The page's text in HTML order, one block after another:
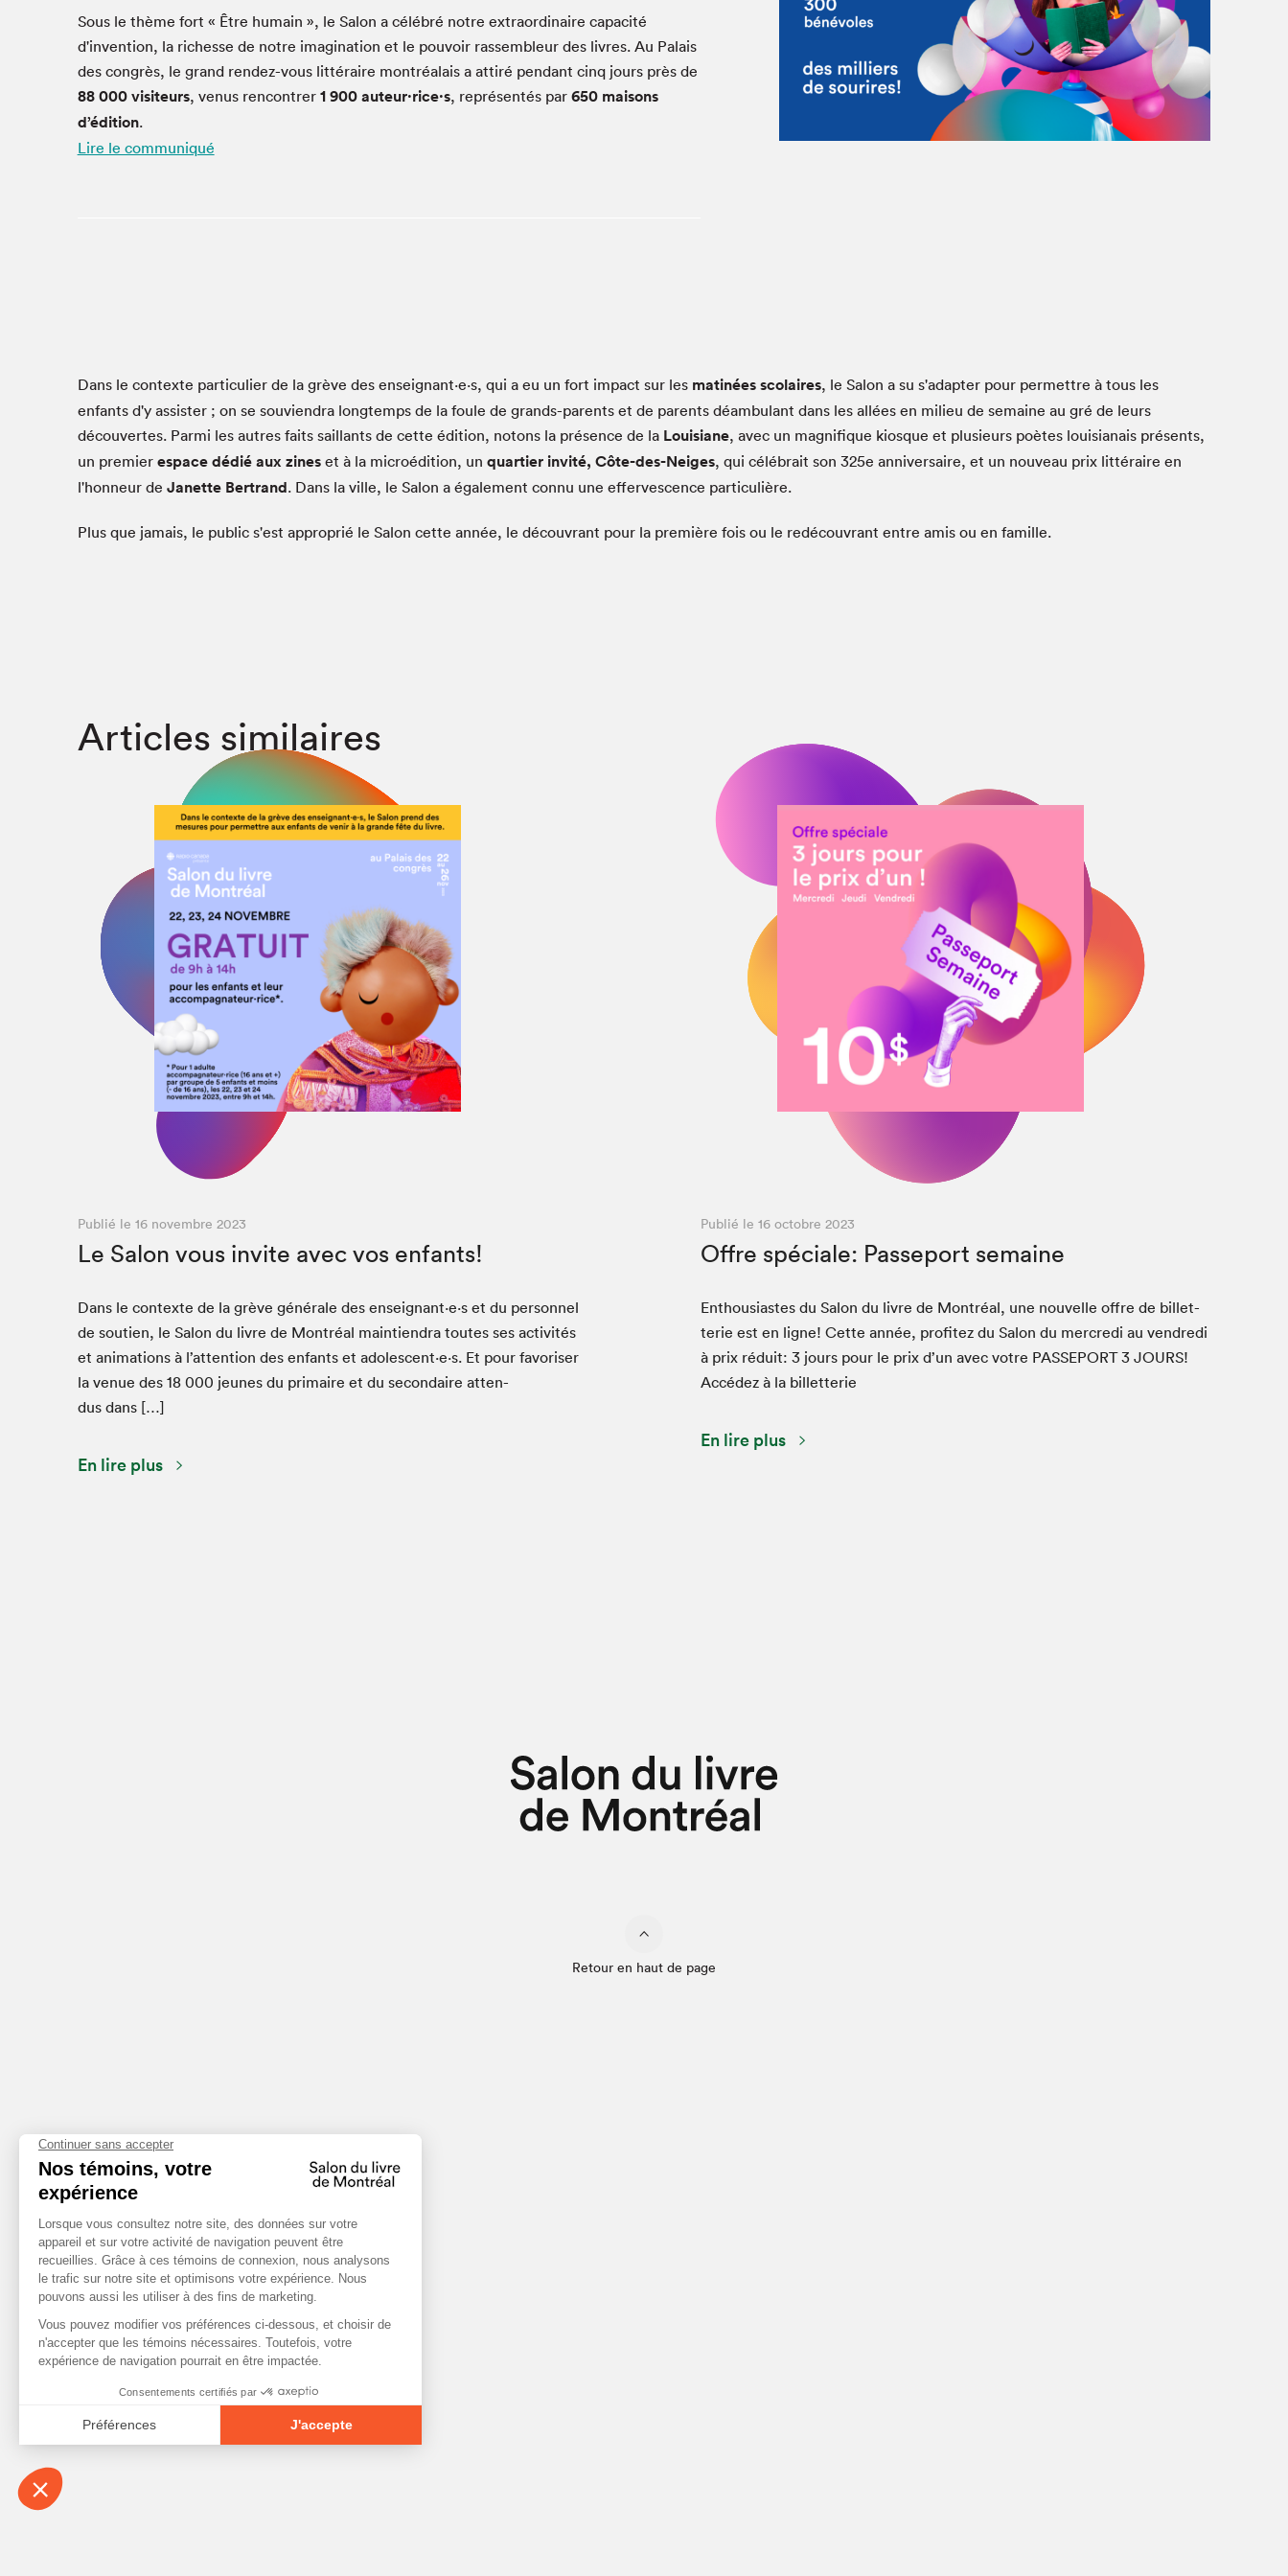
Café La Presse
Espace ado | Lis-moi MTL
Espace Côte-des-Neiges
Espace des tout-petits
Espace jeunesse présenté par Desjardins
Espace Radio-Canada
Espace Zines
La cabane à culture
La lecture en cadeau
Le grand jeu de lecture à voix haute du Salon du livre
de Montréal
À propos du Salon
Liste des exposant·e·s
Liste des auteur·rice·s
Que cherchez-vous?
Sous le thème fort « Être humain », le Salon a célébré notre extraordinaire capacité
d'invention, la richesse de notre imagination et le pouvoir rassembleur des livres. Au Palais
des congrès, le grand rendez-vous littéraire montréalais a attiré pendant cinq jours près de
88 000 visiteurs, venus rencontrer 1 900 auteur·rice·s, représentés par 650 maisons
d’édition.
Lire le communiqué
Dans le contexte particulier de la grève des enseignant·e·s, qui a eu un fort impact sur les matinées scolaires, le Salon a su s'adapter pour permettre à tous les
enfants d'y assister ; on se souviendra longtemps de la foule de grands-parents et de parents déambulant dans les allées en milieu de semaine au gré de leurs
découvertes. Parmi les autres faits saillants de cette édition, notons la présence de la Louisiane, avec un magnifique kiosque et plusieurs poètes louisianais présents,
un premier espace dédié aux zineset à la microédition, un quartier invité, Côte-des-Neiges, qui célébrait son 325e anniversaire, et un nouveau prix littéraire en
l'honneur de Janette Bertrand. Dans la ville, le Salon a également connu une effervescence particulière.
Plus que jamais, le public s'est approprié le Salon cette année, le découvrant pour la première fois ou le redécouvrant entre amis ou en famille.
Articles similaires
Publié le 16 novembre 2023
Le Salon vous invite avec vos enfants!
Dans le con­texte de la grève générale des enseignant⋅e⋅s et du per­son­nel
de sou­tien, le Salon du livre de Mon­tréal main­tien­dra toutes ses activ­ités
et ani­ma­tions à l’attention des enfants et adolescent⋅e⋅s. Et pour favoris­er
la venue des 18 000 jeunes du pri­maire et du sec­ondaire atten­
dus dans […]
En lire plus
Publié le 16 octobre 2023
Offre spéciale: Passeport semaine
Ent­hou­si­astes du Salon du livre de Mon­tréal, une nou­velle offre de bil­let­
terie est en ligne! Cette année, prof­itez du Salon du mer­cre­di au ven­dre­di
à prix réduit:3 jours pour le prix d’un avec votre PASSE­PORT 3 JOURS!
Accédez à la billetterie
En lire plus
Retour en haut de page